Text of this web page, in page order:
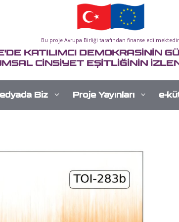
Bu proje Avrupa Birliği tarafından finanse
KATILIMCI DEMOKRASİNİN
CİNSİYET EŞİTLİĞİNİN
Biz Proje Yayınları e-